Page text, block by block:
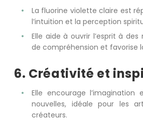
La fluorine violette claire est
l’intuition et la perception
Elle aide à ouvrir l’esprit à des
de compréhension et favorise
6. Créativité et
Elle encourage l’imagination
nouvelles, idéale pour les
créateurs.